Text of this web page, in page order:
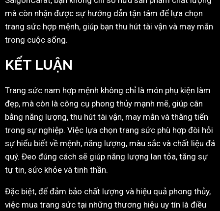
mà còn nhận được sự hướng dẫn tận tâm để lựa chọn
trang sức hợp mệnh, giúp bạn thu hút tài vận và may mắn
trong cuộc sống.
KẾT LUẬN
Trang sức nam hợp mệnh không chỉ là món phụ kiện làm
đẹp, mà còn là công cụ phong thủy mạnh mẽ, giúp cân
bằng năng lượng, thu hút tài vận, may mắn và thăng tiến
trong sự nghiệp. Việc lựa chọn trang sức phù hợp đòi hỏi
sự hiểu biết về mệnh, năng lượng, màu sắc và chất liệu đá
quý. Đeo đúng cách sẽ giúp năng lượng lan tỏa, tăng sự
tự tin, sức khỏe và tinh thần.
Đặc biệt, để đảm bảo chất lượng và hiệu quả phong thủy,
việc mua trang sức tại những thương hiệu uy tín là điều